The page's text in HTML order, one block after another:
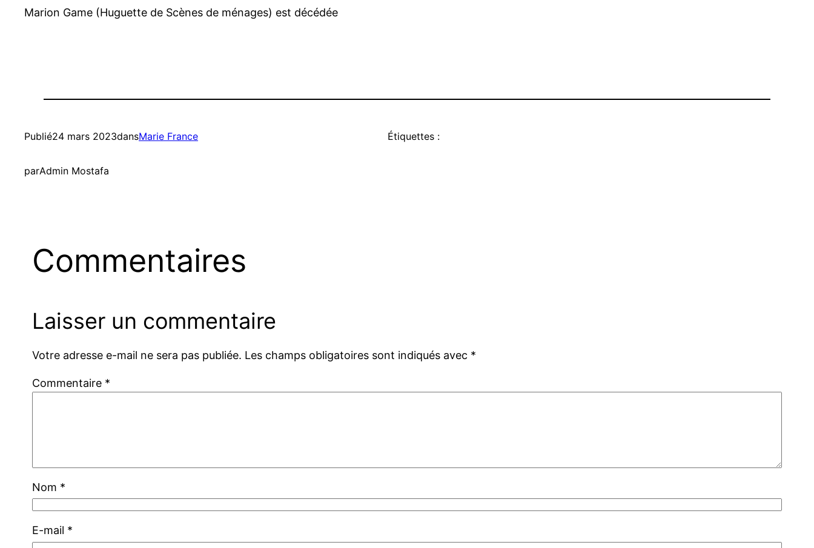
Marion Game (Huguette de Scènes de ménages) est décédée
Publié24 mars 2023dansMarie France
parAdmin Mostafa
Étiquettes :
Commentaires
Laisser un commentaire
Votre adresse e-mail ne sera pas publiée. Les champs obligatoires sont indiqués avec *
Commentaire *
Nom *
E-mail *